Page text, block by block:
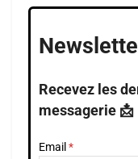
Recevez les
messagerie 📩
Email